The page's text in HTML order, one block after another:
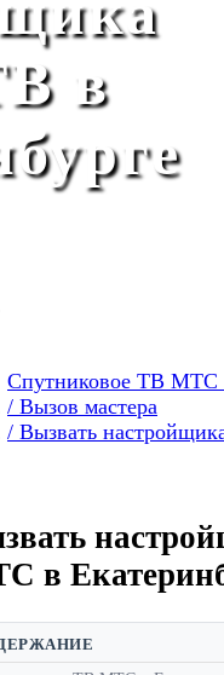
в
Спутниковое ТВ МТС
/ Вызов мастера
/ Вызвать
в